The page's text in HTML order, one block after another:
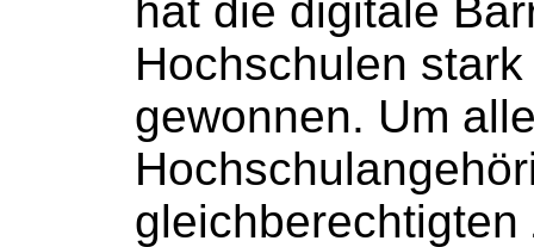
hat die digitale
Hochschulen
gewonnen. Um
gleichberechtigten